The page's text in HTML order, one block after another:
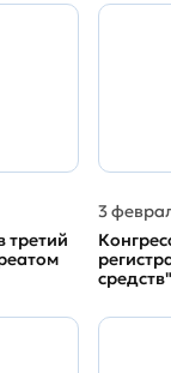
третий
3